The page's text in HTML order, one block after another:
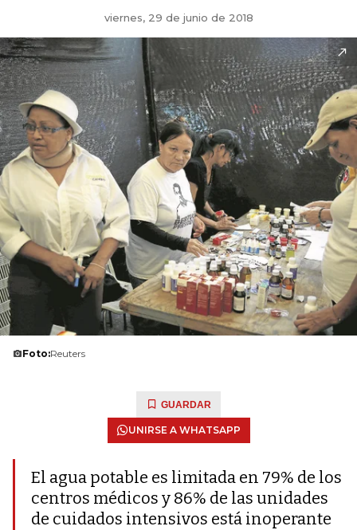
viernes, 29 de junio de 2018
Foto:Reuters
GUARDAR
UNIRSE A WHATSAPP
El agua potable es limitada en 79% de los
centros médicos y 86% de las unidades
de cuidados intensivos está inoperante